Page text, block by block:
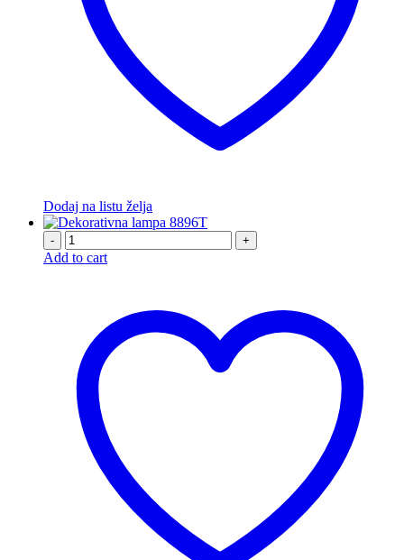
Dodaj na listu želja
- +
Add to cart